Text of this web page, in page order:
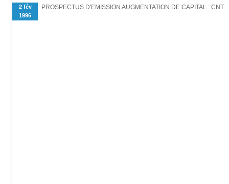
2 fév
1996
PROSPECTUS D'EMISSION AUGMENTATION DE CAPITAL : CNT